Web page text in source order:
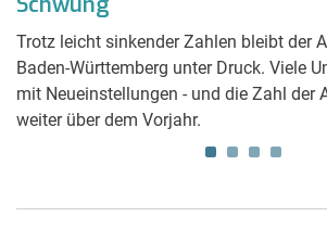
Trotz leicht sinkender Zahlen bleibt der
Baden-Württemberg unter Druck. Viele
mit Neueinstellungen - und die Zahl der
weiter über dem Vorjahr.